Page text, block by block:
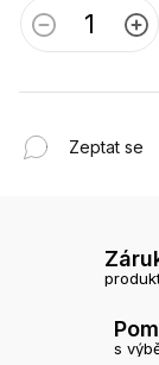
Zeptat se
s